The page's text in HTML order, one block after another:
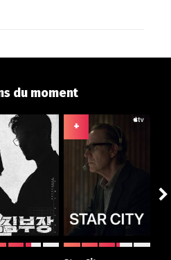
du moment
+